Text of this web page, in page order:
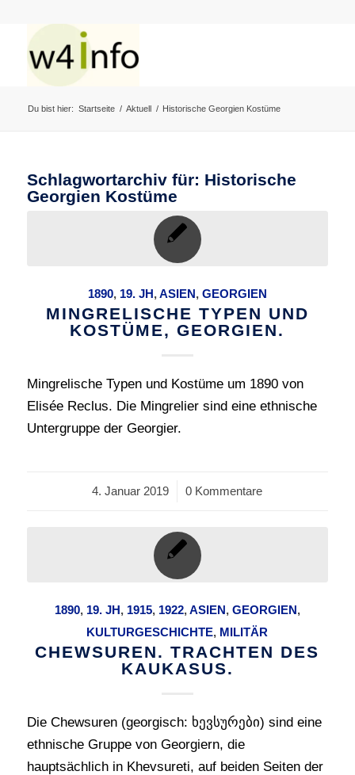
Du bist hier: Startseite / Aktuell / Historische Georgien Kostüme
Schlagwortarchiv für: Historische
Georgien Kostüme
1890, 19. JH,ASIEN, GEORGIEN
MINGRELISCHE TYPEN UND
KOSTÜME, GEORGIEN.
Mingrelische Typen und Kostüme um 1890 von
Elisée Reclus. Die Mingrelier sind eine ethnische
Untergruppe der Georgier.
4. Januar 2019
/ 0 Kommentare
1890, 19. JH, 1915, 1922,ASIEN, GEORGIEN,
KULTURGESCHICHTE, MILITÄR
CHEWSUREN. TRACHTEN DES
KAUKASUS.
Die Chewsuren (georgisch: ხევსურები) sind eine
ethnische Gruppe von Georgiern, die
hauptsächlich in Khevsureti, auf beiden Seiten der